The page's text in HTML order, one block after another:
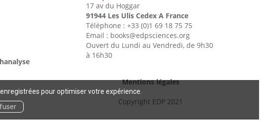
pour optimiser votre expérience.
17 av du Hoggar
91944 Les Ulis Cedex A France
Téléphone : +33 (0)1 69 18 75 75
Email : books@edpsciences.org
Ouvert du Lundi au Vendredi, de 9h30
à 16h30
Mentions légales
Copyright EDP 2021